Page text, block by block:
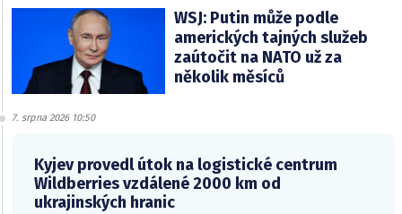
WSJ: Putin může podle
amerických tajných služeb
zaútočit na NATO už za
několik měsíců
7. srpna 2026 10:50
Kyjev provedl útok na logistické centrum
Wildberries vzdálené 2000 km od
ukrajinských hranic